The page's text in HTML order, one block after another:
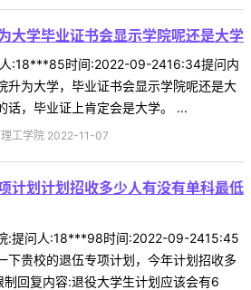
大学毕业证书会显示学院呢还是大学
:18***85时间:2022-09-2416:34提问内
升为大学，毕业证书会显示学院呢还是大
话，毕业证上肯定会是大学。 ...
工学院 2022-11-07
计划计划招收多少人有没有单科最低
:提问人:18***98时间:2022-09-2415:45
下贵校的退伍专项计划，今年计划招收多
回复内容:退役大学生计划应该会有6